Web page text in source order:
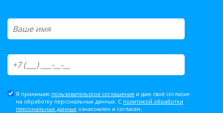
Я принимаю пользовательское соглашение и даю своё согласие
на обработку персональных данных. С политикой обработки
персональных данных ознакомлен и согласен.